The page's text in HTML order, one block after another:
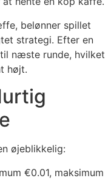
belønner spillet
strategi. Efter en
næste runde, hvilket
højt.
øjeblikkelig:
€0.01, maksimum